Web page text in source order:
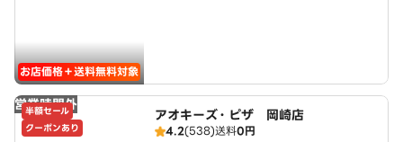
お店価格＋送料無料対象
営業時間外
半額セール
クーポンあり
アオキーズ・ピザ 岡崎店
4.2(538)送料0円